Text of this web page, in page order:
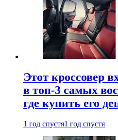
Этот кроссовер
в топ-3 самых
где купить его
1 год спустя1 год спустя